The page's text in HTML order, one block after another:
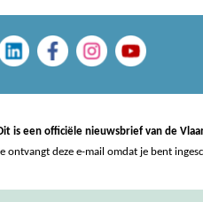
is een officiële nieuwsbrief van de
ontvangt deze e-mail omdat je bent